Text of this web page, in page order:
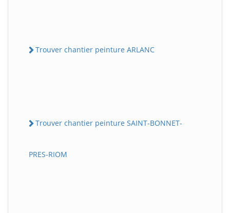
Trouver chantier peinture ARLANC
Trouver chantier peinture SAINT-BONNET-
PRES-RIOM